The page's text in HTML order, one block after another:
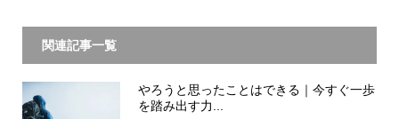
関連記事一覧
やろうと思ったことはできる｜今すぐ一歩
を踏み出す力...